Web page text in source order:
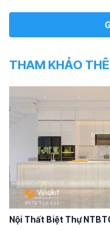
THAM KHẢO
Nội Thất Biệt Thự